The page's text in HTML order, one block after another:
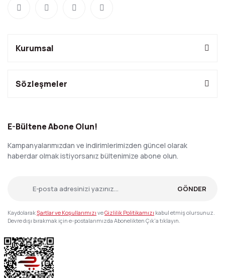
Kurumsal
Sözleşmeler
E-Bültene Abone Olun!
Kampanyalarımızdan ve indirimlerimizden güncel olarak
haberdar olmak istiyorsanız bültenimize abone olun.
GÖNDER
KaydolarakŞartlar ve Koşullarımızı veGizlilik Politikamızı kabul etmiş olursunuz.
Devre dışı bırakmak için e-postalarımızda Abonelikten Çık'a tıklayın.